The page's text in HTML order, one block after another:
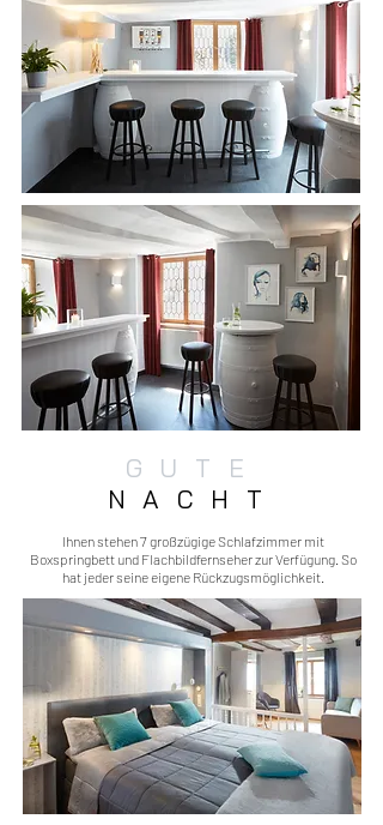
GUTE
NACHT
Ihnen stehen 7 großzügige Schlafzimmer mit
Boxspringbett und Flachbildfernseher zur Verfügung. So
hat jeder seine eigene Rückzugsmöglichkeit.